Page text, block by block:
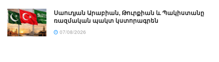
Սաուդյան Արաբիան, Թուրքիան և Պակիստանը
ռազմական պակտ կստորագրեն
07/08/2026